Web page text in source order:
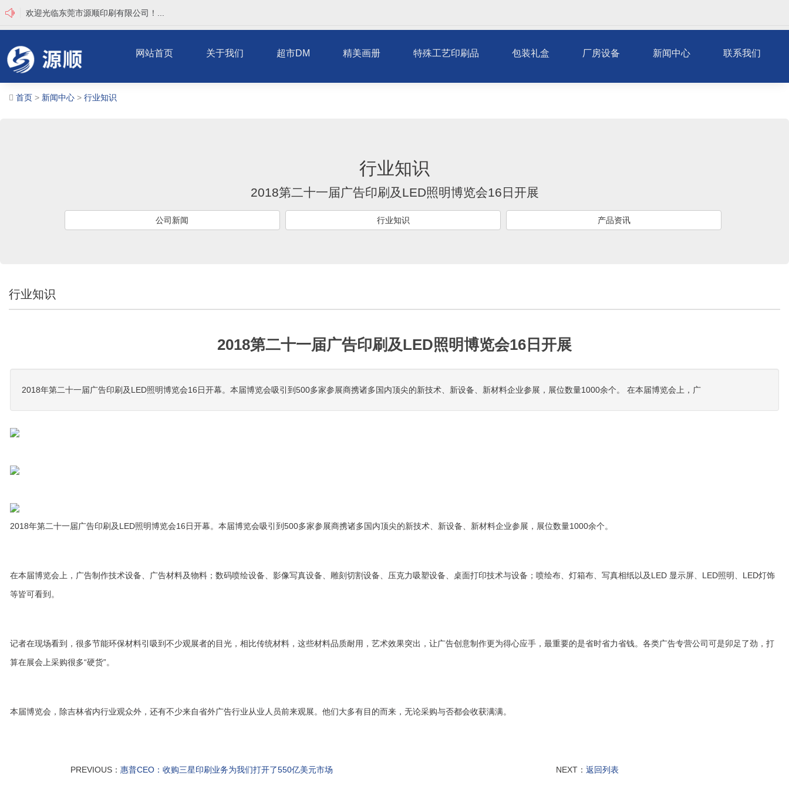
欢迎光临东莞市源顺印刷有限公司！...
网站首页 关于我们 超市DM 精美画册 特殊工艺印刷品 包装礼盒 厂房设备 新闻中心 联系我们
首页 > 新闻中心 > 行业知识
行业知识
2018第二十一届广告印刷及LED照明博览会16日开展
公司新闻 行业知识 产品资讯
行业知识
2018第二十一届广告印刷及LED照明博览会16日开展
2018年第二十一届广告印刷及LED照明博览会16日开幕。本届博览会吸引到500多家参展商携诸多国内顶尖的新技术、新设备、新材料企业参展，展位数量1000余个。 在本届博览会上，广
2018年第二十一届广告印刷及LED照明博览会16日开幕。本届博览会吸引到500多家参展商携诸多国内顶尖的新技术、新设备、新材料企业参展，展位数量1000余个。
在本届博览会上，广告制作技术设备、广告材料及物料；数码喷绘设备、影像写真设备、雕刻切割设备、压克力吸塑设备、桌面打印技术与设备；喷绘布、灯箱布、写真相纸以及LED 显示屏、LED照明、LED灯饰
等皆可看到。
记者在现场看到，很多节能环保材料引吸到不少观展者的目光，相比传统材料，这些材料品质耐用，艺术效果突出，让广告创意制作更为得心应手，最重要的是省时省力省钱。各类广告专营公司可是卯足了劲，打
算在展会上采购很多“硬货”。
本届博览会，除吉林省内行业观众外，还有不少来自省外广告行业从业人员前来观展。他们大多有目的而来，无论采购与否都会收获满满。
PREVIOUS： 惠普CEO：收购三星印刷业务为我们打开了550亿美元市场 NEXT： 返回列表